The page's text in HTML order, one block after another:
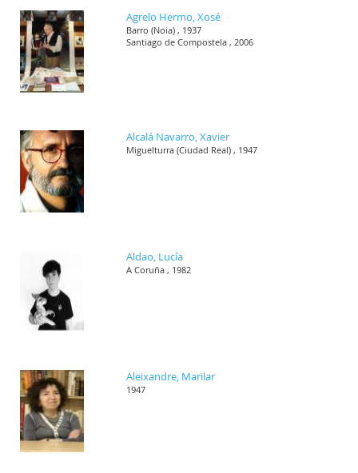
Agrelo Hermo, Xosé
Barro (Noia) , 1937
Santiago de Compostela , 2006
Alcalá Navarro, Xavier
Miguelturra (Ciudad Real) , 1947
Aldao, Lucía
A Coruña , 1982
Aleixandre, Marilar
1947